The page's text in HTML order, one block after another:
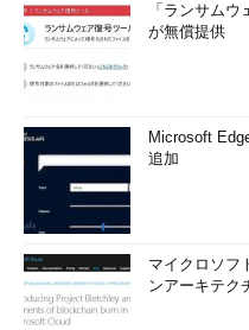
「ランサム
が無償提供
Microsoft
追加
マイクロソフ
ンアーキテク